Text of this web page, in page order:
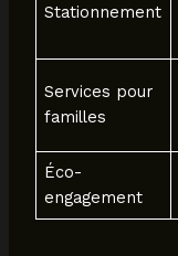
Stationnement
Services pour
familles
Éco-
engagement